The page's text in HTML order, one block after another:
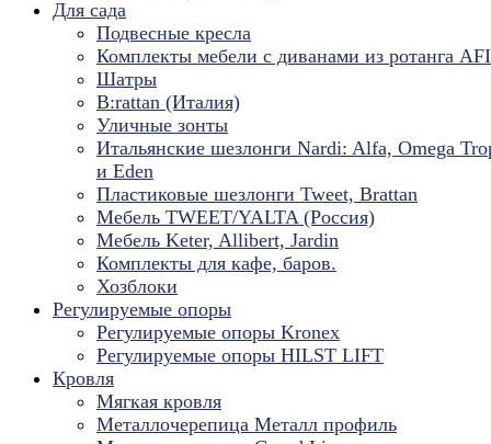
Для сада
Подвесные кресла
Комплекты мебели с диванами из ротанга
Шатры
B:rattan (Италия)
Уличные зонты
Итальянские шезлонги Nardi: Alfa, Omega
и Eden
Пластиковые шезлонги Tweet, Brattan
Мебель TWEET/YALTA (Россия)
Мебель Keter, Allibert, Jardin
Комплекты для кафе, баров.
Хозблоки
Регулируемые опоры
Регулируемые опоры Kronex
Регулируемые опоры HILST LIFT
Кровля
Мягкая кровля
Металлочерепица Металл профиль